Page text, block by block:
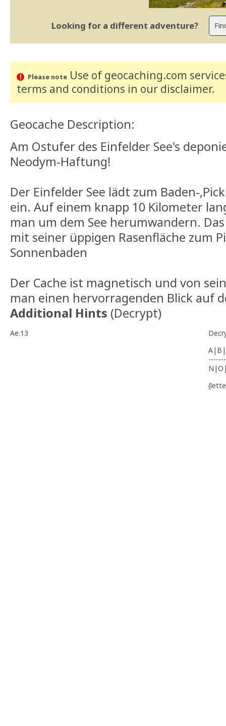
Looking for a different adventure?
Please noteUse of geocaching.com
terms and conditions in our disclaimer.
Geocache Description:
Am Ostufer des Einfelder See's
Neodym-Haftung!
Der Einfelder See lädt zum Baden-
ein. Auf einem knapp 10 Kilometer
man um dem See herumwandern.
mit seiner üppigen Rasenfläche zum
Sonnenbaden
Der Cache ist magnetisch und von
man einen hervorragenden Blick auf
Additional Hints (Decrypt)
Ae.13